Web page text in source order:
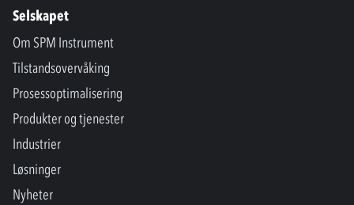
Selskapet
Om SPM Instrument
Tilstandsovervåking
Prosessoptimalisering
Produkter og tjenester
Industrier
Løsninger
Nyheter